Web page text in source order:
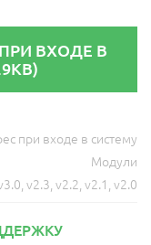
ВХОДЕ В
при входе в систему
Модули
v2.3 v2.2 v2.1 v2.0